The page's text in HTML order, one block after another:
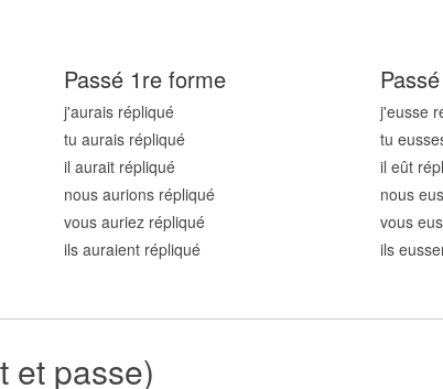
Passé 1re forme
j'aurais répliqué
tu aurais répliqué
il aurait répliqué
nous aurions répliqué
vous auriez répliqué
ils auraient répliqué
j'eusse
tu
il eût
nous
vous
ils
et passe)